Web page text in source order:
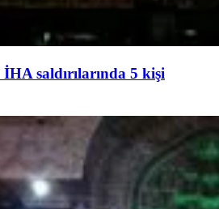
saldırılarında 5 kişi